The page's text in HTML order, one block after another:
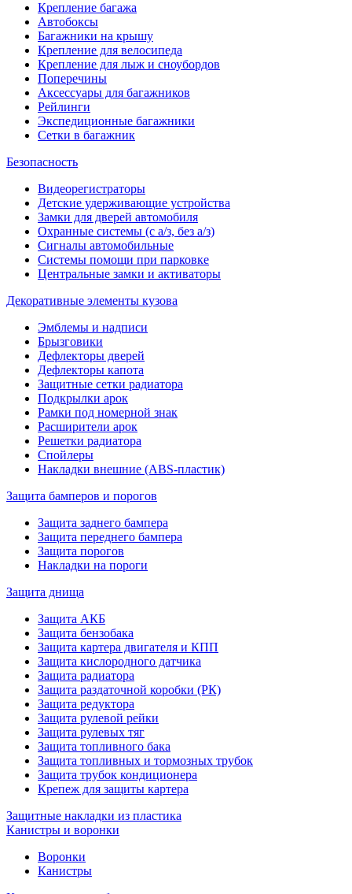
Крепление багажа
Автобоксы
Багажники на крышу
Крепление для велосипеда
Крепление для лыж и сноубордов
Поперечины
Аксессуары для багажников
Рейлинги
Экспедиционные багажники
Сетки в багажник
Безопасность
Видеорегистраторы
Детские удерживающие устройства
Замки для дверей автомобиля
Охранные системы (с а/з, без а/з)
Сигналы автомобильные
Системы помощи при парковке
Центральные замки и активаторы
Декоративные элементы кузова
Эмблемы и надписи
Брызговики
Дефлекторы дверей
Дефлекторы капота
Защитные сетки радиатора
Подкрылки арок
Рамки под номерной знак
Расширители арок
Решетки радиатора
Спойлеры
Накладки внешние (ABS-пластик)
Защита бамперов и порогов
Защита заднего бампера
Защита переднего бампера
Защита порогов
Накладки на пороги
Защита днища
Защита АКБ
Защита бензобака
Защита картера двигателя и КПП
Защита кислородного датчика
Защита радиатора
Защита раздаточной коробки (РК)
Защита редуктора
Защита рулевой рейки
Защита рулевых тяг
Защита топливного бака
Защита топливных и тормозных трубок
Защита трубок кондиционера
Крепеж для защиты картера
Защитные накладки из пластика
Канистры и воронки
Воронки
Канистры